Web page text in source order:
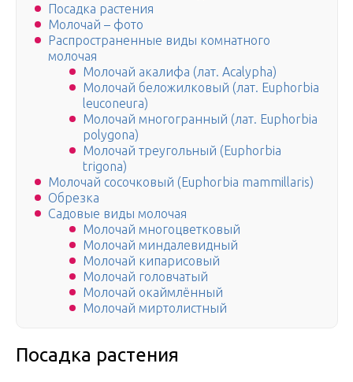
Посадка растения
Молочай – фото
Распространенные виды комнатного
молочая
Молочай акалифа (лат. Acalypha)
Молочай беложилковый (лат. Euphorbia
leuconeura)
Молочай многогранный (лат. Euphorbia
polygona)
Молочай треугольный (Euphorbia
trigona)
Молочай сосочковый (Euphorbia mammillaris)
Обрезка
Садовые виды молочая
Молочай многоцветковый
Молочай миндалевидный
Молочай кипарисовый
Молочай головчатый
Молочай окаймлённый
Молочай миртолистный
Посадка растения